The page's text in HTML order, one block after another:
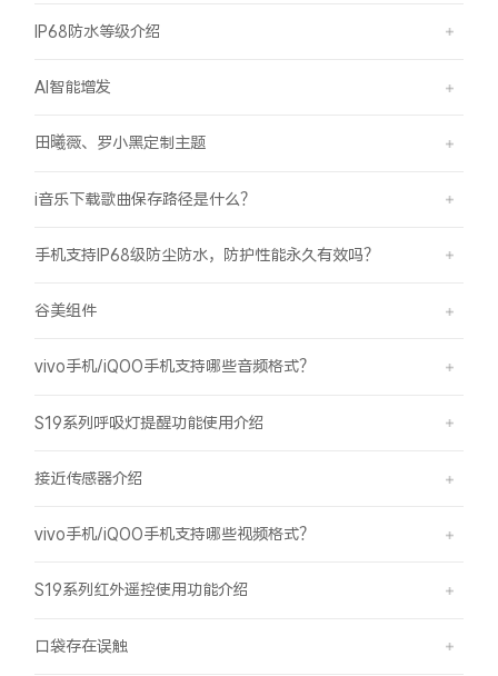
IP68防水等级介绍
AI智能增发
田曦薇、罗小黑定制主题
i音乐下载歌曲保存路径是什么？
手机支持IP68级防尘防水，防护性能永久有效吗？
谷美组件
vivo手机/iQOO手机支持哪些音频格式？
S19系列呼吸灯提醒功能使用介绍
接近传感器介绍
vivo手机/iQOO手机支持哪些视频格式？
S19系列红外遥控使用功能介绍
口袋存在误触